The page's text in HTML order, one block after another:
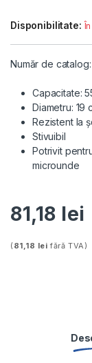
Disponibilitate:
Număr de catalog:
Capacitate:
Diametru: 19
Rezistent la
Stivuibil
Potrivit
microunde
81,18 lei
( 81,18 lei fără TVA)